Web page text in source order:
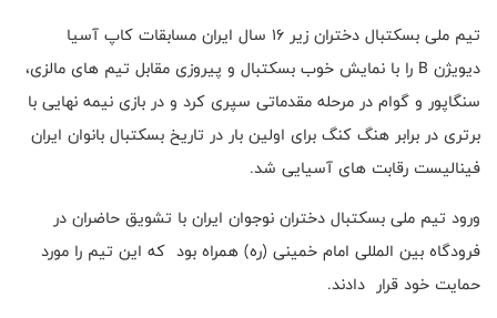
تیم ملی بسکتبال دختران زیر ۱۶ سال ایران مسابقات کاپ آسیا
دیویژن B را با نمایش خوب بسکتبال و پیروزی مقابل تیم های مالزی،
سنگاپور و گوام در مرحله مقدماتی سپری کرد و در بازی نیمه نهایی با
برتری در برابر هنگ کنگ برای اولین بار در تاریخ بسکتبال بانوان ایران
فینالیست رقابت های آسیایی شد.
ورود تیم ملی بسکتبال دختران نوجوان ایران با تشویق حاضران در
فرودگاه بین المللی امام خمینی (ره) همراه بود که این تیم را مورد
حمایت خود قرار دادند.